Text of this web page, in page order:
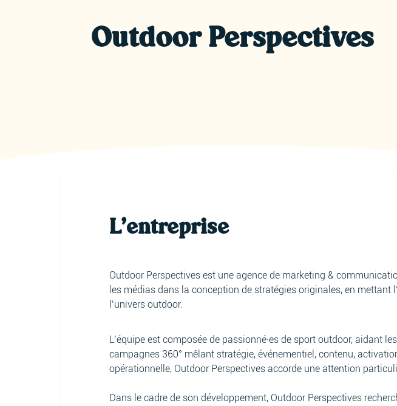
Outdoor Perspectives
L'entreprise
Outdoor Perspectives est une agence de marketing &
les médias dans la conception de stratégies originales, en mettant
l’univers outdoor.
L’équipe est composée de passionné·es de sport outdoor, aidant
campagnes 360° mêlant stratégie, événementiel, contenu,
opérationnelle, Outdoor Perspectives accorde une attention
Dans le cadre de son développement, Outdoor Perspectives